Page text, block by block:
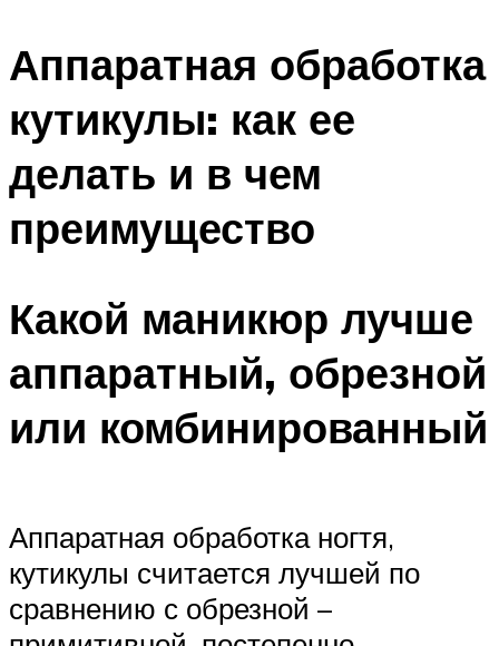
Аппаратная обработка
кутикулы: как ее
делать и в чем
преимущество
Какой маникюр лучше
аппаратный, обрезной
или комбинированный
Аппаратная обработка ногтя,
кутикулы считается лучшей по
сравнению с обрезной –